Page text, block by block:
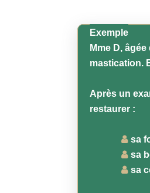
Exemple
Mme D,
mastication.
Après un
restaurer :
sa
sa
sa